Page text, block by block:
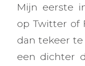
Mijn eerste
op Twitter of
dan tekeer
een dichter